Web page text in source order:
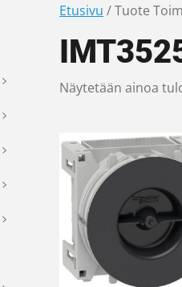
Etusivu / Tuote
Näytetään ainoa